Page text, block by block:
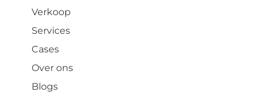
Verkoop
Services
Cases
Over ons
Blogs